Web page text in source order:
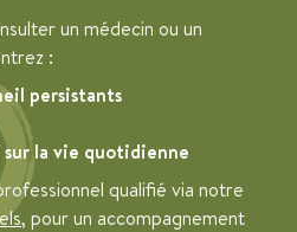
un médecin ou un
:
persistants
la vie quotidienne
qualifié via notre
, pour un accompagnement